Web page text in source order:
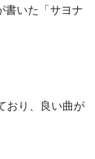
書いた「サヨナ
おり、良い曲が